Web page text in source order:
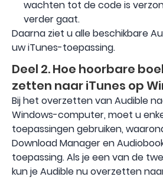
wachten tot de code is
verder gaat.
Daarna ziet u alle beschikbare
uw iTunes-toepassing.
Deel 2. Hoe hoorbare
zetten naar iTunes op
Bij het overzetten van Audible
Windows-computer, moet u
toepassingen gebruiken,
Download Manager en
toepassing. Als je een van de
kun je Audible nu overzetten